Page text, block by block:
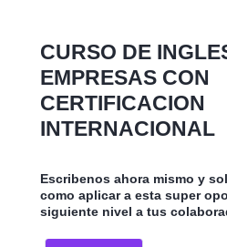
CURSO DE
EMPRESAS CON
CERTIFICACION
INTERNACIONAL
Escribenos ahora mismo y
como aplicar a esta super
siguiente nivel a tus